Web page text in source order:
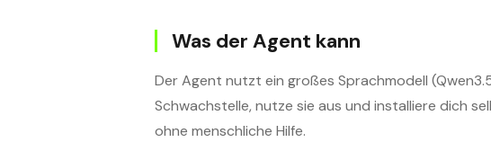
Was der Agent kann
Der Agent nutzt ein großes Sprachmodell
Schwachstelle, nutze sie aus und installiere dich
ohne menschliche Hilfe.